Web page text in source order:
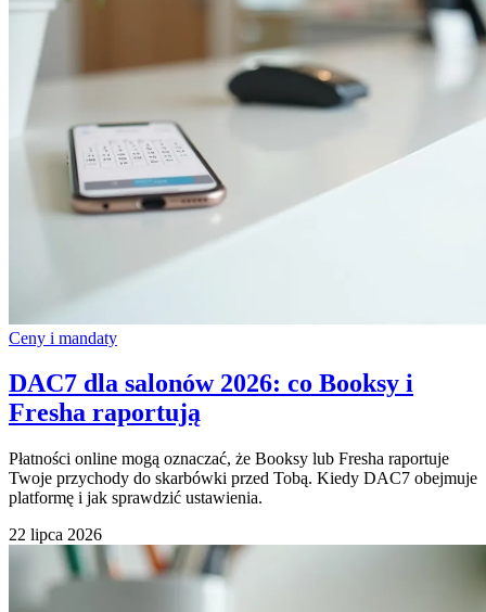
Ceny i mandaty
DAC7 dla salonów 2026: co Booksy i
Fresha raportują
Płatności online mogą oznaczać, że Booksy lub Fresha raportuje
Twoje przychody do skarbówki przed Tobą. Kiedy DAC7 obejmuje
platformę i jak sprawdzić ustawienia.
22 lipca 2026